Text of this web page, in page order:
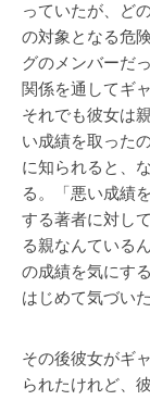
っていたが、ど
の対象となる危
グのメンバーだ
関係を通してギ
それでも彼女は
い成績を取った
に知られると、
る。「悪い成績
する著者に対し
る親なんている
の成績を気にす
はじめて気づい
その後彼女がギ
られたけれど、